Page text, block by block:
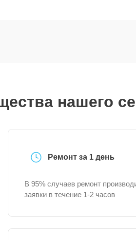
нашего
Ремонт за 1 день
В 95% случаев ремонт
заявки в течение 1-2 часов